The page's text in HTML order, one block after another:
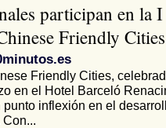
participan en la I
Friendly
Friendly Cities,
en el Hotel Barceló
inflexión en el